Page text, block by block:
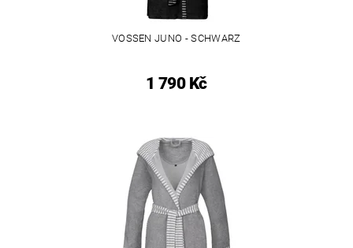
VOSSEN JUNO - SCHWARZ
1 790 Kč